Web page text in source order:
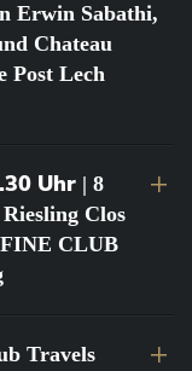
Erwin Sabathi,
Chateau
Post Lech
Uhr | 8
Clos
CLUB
Travels